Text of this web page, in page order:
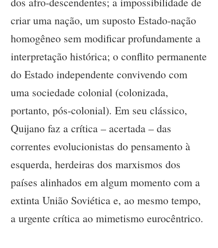
criar uma nação, um suposto Estado-nação
homogêneo sem modificar profundamente a
interpretação histórica; o conflito permanente
do Estado independente convivendo com
uma sociedade colonial (colonizada,
portanto, pós-colonial). Em seu clássico,
Quijano faz a crítica – acertada – das
correntes evolucionistas do pensamento à
esquerda, herdeiras dos marxismos dos
países alinhados em algum momento com a
extinta União Soviética e, ao mesmo tempo,
a urgente crítica ao mimetismo eurocêntrico.